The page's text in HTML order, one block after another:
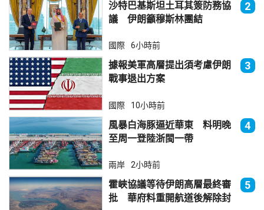
沙特巴基斯坦土耳其簽防務協
議 伊朗籲穆斯林團結
2
國際 6小時前
據報美軍高層提出須考慮伊朗
戰事退出方案
3
國際 10小時前
風暴白海豚逼近華東 料明晚
至周一登陸浙閩一帶
4
兩岸 2小時前
霍峽協議等待伊朗高層最終審
批 華府料重開航道後解除封
5